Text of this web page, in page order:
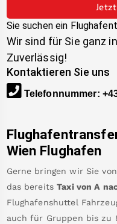
Sie suchen ein
Wir sind für Sie ganz
Zuverlässig!
Kontaktieren Sie uns
Telefonnummer:
Wien Flughafen
Gerne bringen wir Sie von
das bereits Taxi von A
Flughafenshuttel
auch für Gruppen bis zu